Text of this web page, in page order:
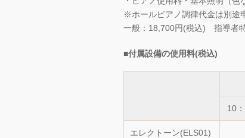
※ホールピアノ調律代金は別途
一般：18,700円(税込) 指導者
■付属設備の使用料(税込)
10
エレクトーン(ELS01)